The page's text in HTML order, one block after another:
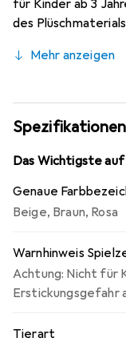
für Kinder ab 3
des
untergebracht, die
ist
erleichtert. Dieses
das kreative Spiel
Geschenk für
Mehr anzeigen
Spezifikationen
Das Wichtigste auf
Genaue
Beige, Braun, Rosa
Warnhinweis
Achtung: Nicht für
Erstickungsgefahr
Tierart